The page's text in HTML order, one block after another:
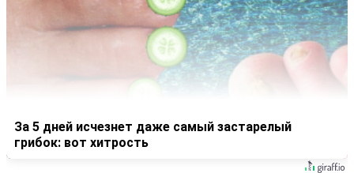
За 5 дней исчезнет даже самый застарелый
грибок: вот хитрость